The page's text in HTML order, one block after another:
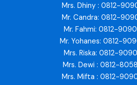
Mrs. Dhiny : 0812-
Mr. Candra: 0812-
Mr. Fahmi: 0812-
Mr. Yohanes: 0812-
Mrs. Riska: 0812-
Mrs. Dewi : 0812-
Mrs. Mifta : 0812-